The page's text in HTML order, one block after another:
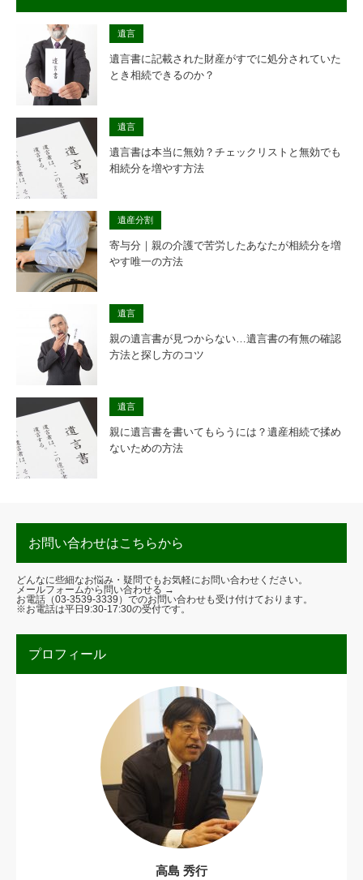
遺言
遺言書に記載された財産がすでに処分されていた
とき相続できるのか？
遺言
遺言書は本当に無効？チェックリストと無効でも
相続分を増やす方法
遺産分割
寄与分｜親の介護で苦労したあなたが相続分を増
やす唯一の方法
遺言
親の遺言書が見つからない…遺言書の有無の確認
方法と探し方のコツ
遺言
親に遺言書を書いてもらうには？遺産相続で揉め
ないための方法
お問い合わせはこちらから
どんなに些細なお悩み・疑問でもお気軽にお問い合わせください。
メールフォームから問い合わせる →
お電話（03-3539-3339 ）でのお問い合わせも受け付けております。
※お電話は平日9:30-17:30の受付です。
プロフィール
高島 秀行